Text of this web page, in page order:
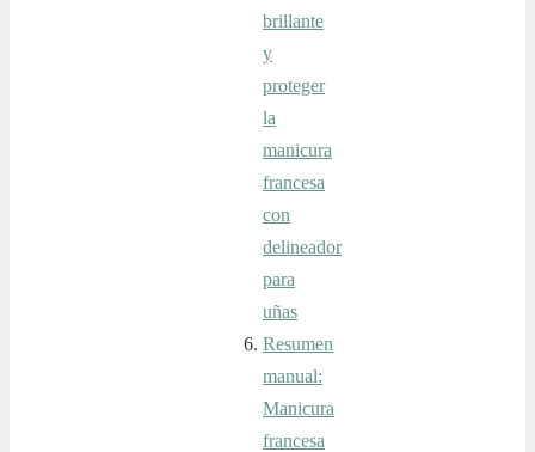
brillante
y
proteger
la
manicura
francesa
con
delineador
para
uñas
Resumen
manual:
Manicura
francesa